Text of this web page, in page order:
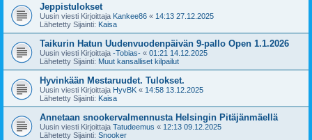
Jeppistulokset
Uusin viesti Kirjoittaja Kankee86 « 14:13 27.12.2025
Lähetetty Sijainti: Kaisa
Taikurin Hatun Uudenvuodenpäivän 9-pallo Open 1.1.2026
Uusin viesti Kirjoittaja -Tobias- « 01:21 14.12.2025
Lähetetty Sijainti: Muut kansalliset kilpailut
Hyvinkään Mestaruudet. Tulokset.
Uusin viesti Kirjoittaja HyvBK « 14:58 13.12.2025
Lähetetty Sijainti: Kaisa
Annetaan snookervalmennusta Helsingin Pitäjänmäellä
Uusin viesti Kirjoittaja Tatudeemus « 12:13 09.12.2025
Lähetetty Sijainti: Snooker